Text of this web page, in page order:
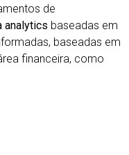
de
analytics baseadas em
baseadas em
financeira, como